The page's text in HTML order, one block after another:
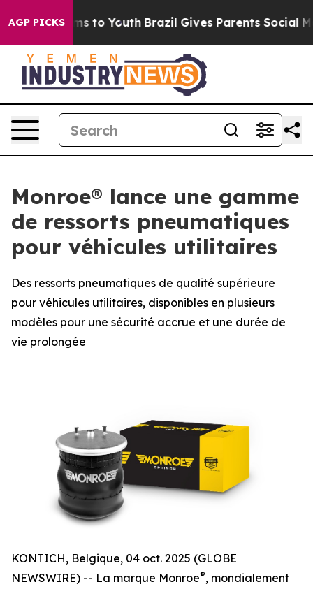
AGP PICKS
Harms to Youth Brazil Gives Parents Social Media
Monroe® lance une gamme
de ressorts pneumatiques
pour véhicules utilitaires
Des ressorts pneumatiques de qualité supérieure
pour véhicules utilitaires, disponibles en plusieurs
modèles pour une sécurité accrue et une durée de
vie prolongée
KONTICH, Belgique, 04 oct. 2025 (GLOBE
NEWSWIRE) -- La marque Monroe®, mondialement